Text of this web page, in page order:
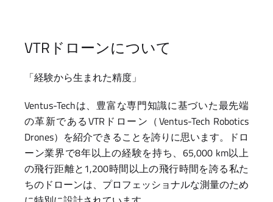
VTRドローンについて
「経験から生まれた精度」
Ventus-Techは、豊富な専門知識に基づいた最先端
の革新であるVTRドローン（Ventus-Tech Robotics
Drones）を紹介できることを誇りに思います。ドロ
ーン業界で8年以上の経験を持ち、65,000 km以上
の飛行距離と1,200時間以上の飛行時間を誇る私た
ちのドローンは、プロフェッショナルな測量のため